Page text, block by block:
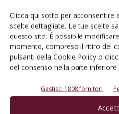
Clicca qui sotto per acconsentire
scelte dettagliate. Le tue scelte
questo sito. È possibile
momento, compreso il ritiro del
pulsanti della Cookie Policy o
del consenso nella parte inferiore
Gestisci 1808 fornitori